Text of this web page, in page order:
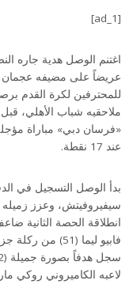
[ad_1]
ملاحقيه شباب الأهلي،
«فرسان دبي» مباراة
عند 17 نقطة.
انطلاقة الحصة الثانية
فابيو ليما (51)
لاعبه الكاميروني روكي